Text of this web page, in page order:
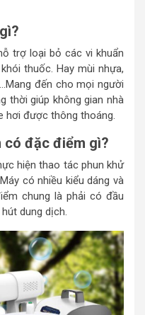
trợ loại bỏ các vi khuẩn
thuốc. Hay mùi nhựa,
đến cho mọi người
thời giúp không gian nhà
hơi được thông thoáng.
có đặc điểm gì?
hiện thao tác phun khử
có nhiều kiểu dáng và
chung là phải có đầu
dung dịch.